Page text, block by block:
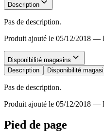
Description
Pas de description.
Produit ajouté le 05/12/2018 —
Disponibilité magasins
Description
Disponibilité
Pas de description.
Produit ajouté le 05/12/2018 —
Pied de page